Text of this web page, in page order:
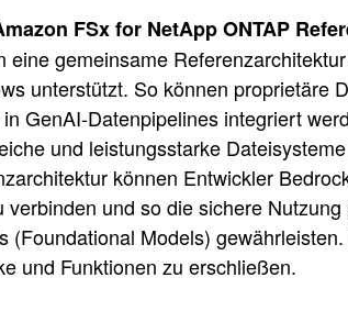
FSx for NetApp ONTAP
eine gemeinsame
unterstützt. So können proprietäre
GenAI-Datenpipelines integriert
und leistungsstarke
können Entwickler
verbinden und so die sichere
(Foundational Models)
und Funktionen zu erschließen.